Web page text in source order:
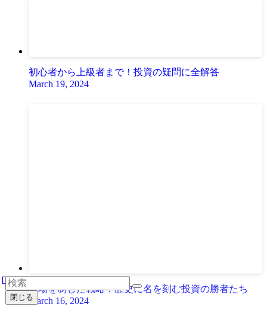
初心者から上級者まで！投資の疑問に全解答
March 19, 2024
市場を制した戦略！歴史に名を刻む投資の勝者たち
March 16, 2024
閉じる